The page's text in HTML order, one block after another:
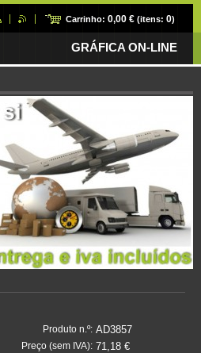
Carrinho: 0,00 € (itens: 0)
GRÁFICA ON-LINE
Produto n.º: AD3857
Preço (sem IVA): 71,18 €